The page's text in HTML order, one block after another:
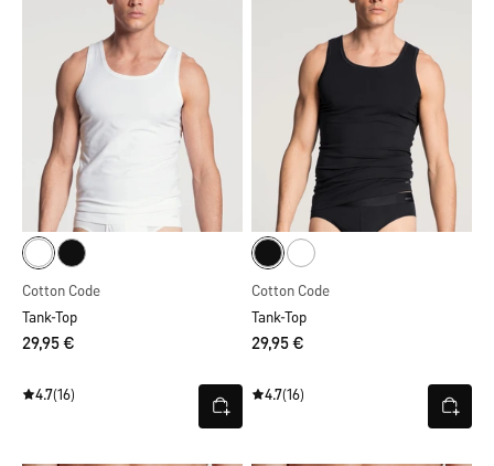
Cotton Code
Tank-Top
29,95 €
4.7(16)
Cotton Code
Tank-Top
29,95 €
4.7(16)